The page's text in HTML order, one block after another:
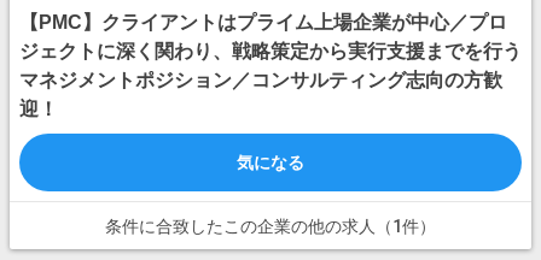
【PMC】クライアントはプライム上場企業が中心／プロ
ジェクトに深く関わり、戦略策定から実行支援までを行う
マネジメントポジション／コンサルティング志向の方歓
迎！
気になる
条件に合致したこの企業の他の求人（1件）